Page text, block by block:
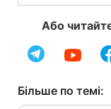
Або
Більше по темі: